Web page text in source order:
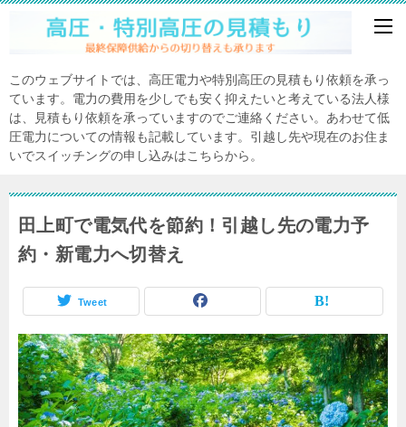
このウェブサイトでは、高圧電力や特別高圧の見積もり依頼を承っ
ています。電力の費用を少しでも安く抑えたいと考えている法人様
は、見積もり依頼を承っていますのでご連絡ください。あわせて低
圧電力についての情報も記載しています。引越し先や現在のお住ま
いでスイッチングの申し込みはこちらから。
田上町で電気代を節約！引越し先の電力予
約・新電力へ切替え
Tweet